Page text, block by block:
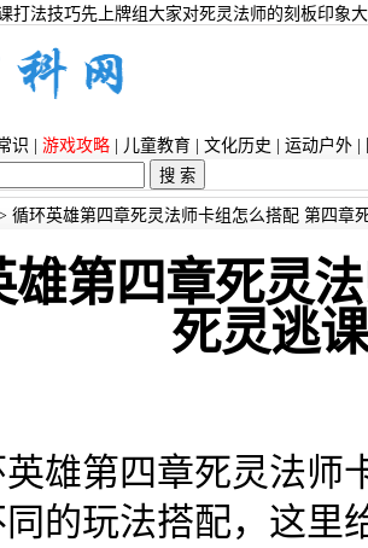
打法技巧先上牌组大家对死灵法师的刻板印象
识 游戏攻略 儿童教育 文化历史 运动户外
循环英雄第四章死灵法师卡组怎么搭配 第四章
雄第四章死灵
死灵逃
第四章死灵法师
的玩法搭配，这里